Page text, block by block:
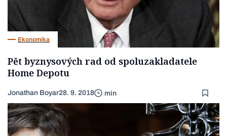
Ekonomika
Pět byznysových rad od spoluzakladatele
Home Depotu
Jonathan Boyar28. 9. 2018 min